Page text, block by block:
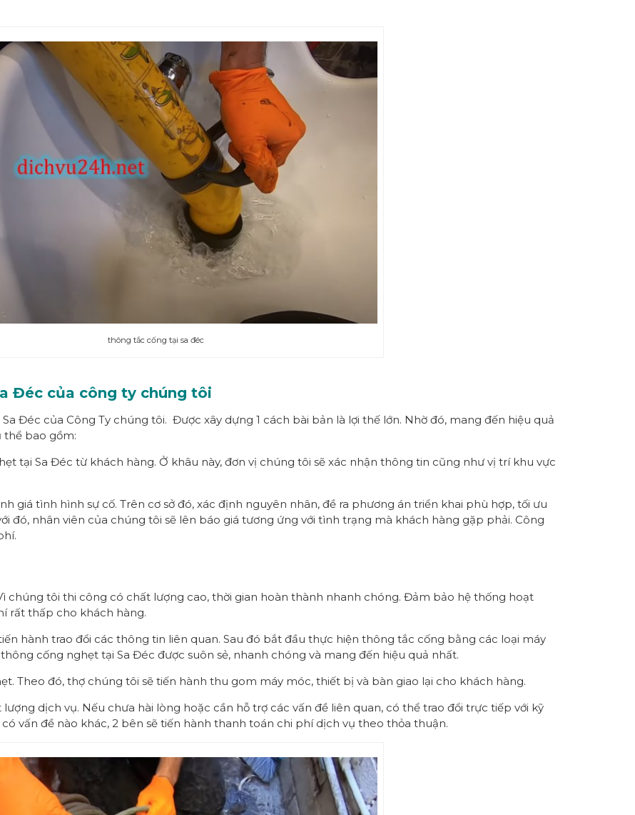
thông tắc cống tại sa đéc
Đéc của công ty chúng tôi
Đéc của Công Ty chúng tôi. Được xây dựng 1 cách bài bản là lợi thế lớn. Nhờ đó, mang đến hiệu quả
thể bao gồm:
tại Sa Đéc từ khách hàng. Ở khâu này, đơn vị chúng tôi sẽ xác nhận thông tin cũng như vị trí khu vực
giá tình hình sự cố. Trên cơ sở đó, xác định nguyên nhân, đề ra phương án triển khai phù hợp, tối ưu
đó, nhân viên của chúng tôi sẽ lên báo giá tương ứng với tình trạng mà khách hàng gặp phải. Công
chúng tôi thi công có chất lượng cao, thời gian hoàn thành nhanh chóng. Đảm bảo hệ thống hoạt
rất thấp cho khách hàng.
hành trao đổi các thông tin liên quan. Sau đó bắt đầu thực hiện thông tắc cống bằng các loại máy
cống nghẹt tại Sa Đéc được suôn sẻ, nhanh chóng và mang đến hiệu quả nhất.
Theo đó, thợ chúng tôi sẽ tiến hành thu gom máy móc, thiết bị và bàn giao lại cho khách hàng.
dịch vụ. Nếu chưa hài lòng hoặc cần hỗ trợ các vấn đề liên quan, có thể trao đổi trực tiếp với kỹ
vấn đề nào khác, 2 bên sẽ tiến hành thanh toán chi phí dịch vụ theo thỏa thuận.